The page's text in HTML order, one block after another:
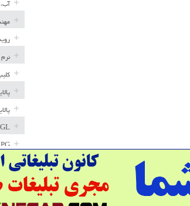
نرم
خط